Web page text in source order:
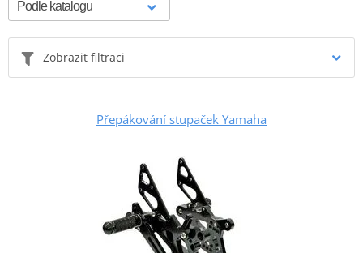
Zobrazit filtraci
Přepákování stupaček Yamaha